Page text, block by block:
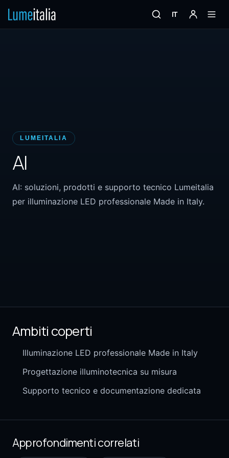
IT
LUMEITALIA
AI
AI: soluzioni, prodotti e supporto tecnico Lumeitalia
per illuminazione LED professionale Made in Italy.
Ambiti coperti
Illuminazione LED professionale Made in Italy
Progettazione illuminotecnica su misura
Supporto tecnico e documentazione dedicata
Approfondimenti correlati